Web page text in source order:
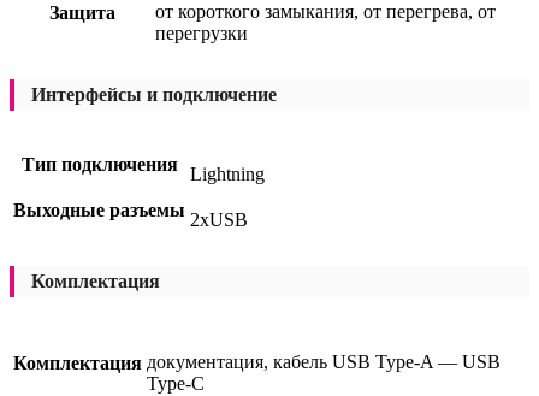
Защита
от короткого замыкания, от перегрева, от
перегрузки
Интерфейсы и подключение
Тип подключения
Lightning
Выходные разъемы 2xUSB
Комплектация
Комплектация документация, кабель USB Type-A — USB
Type-C